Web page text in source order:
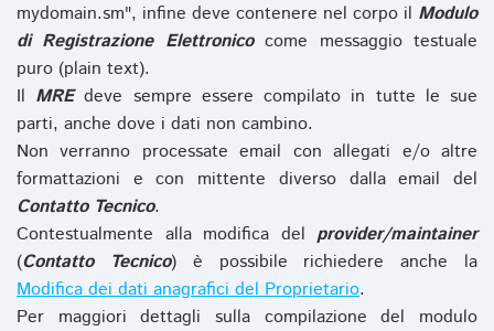
mydomain.sm", infine deve contenere nel corpo il Modulo
di Registrazione Elettronicocome messaggio testuale
puro (plain text).
Il MREdeve sempre essere compilato in tutte le sue
parti, anche dove i dati non cambino.
Non verranno processate email con allegati e/o altre
formattazioni e con mittente diverso dalla email del
Contatto Tecnico.
Contestualmente alla modifica del provider/maintainer
(Contatto Tecnico) è possibile richiedere anche la
Modifica dei dati anagrafici del Proprietario.
Per maggiori dettagli sulla compilazione del modulo